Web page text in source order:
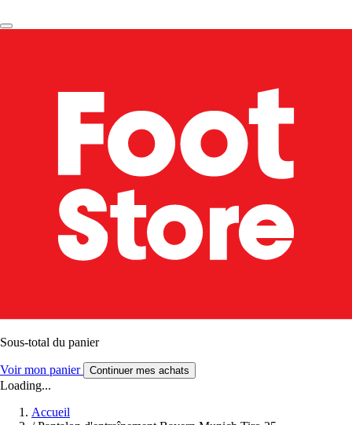
Sous-total du panier
Voir mon panier Continuer mes achats
Loading...
Accueil